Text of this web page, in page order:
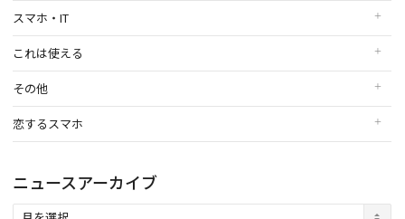
スマホ・IT
これは使える
その他
恋するスマホ
ニュースアーカイブ